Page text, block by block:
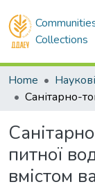
Collections
Home
питної
вмістом